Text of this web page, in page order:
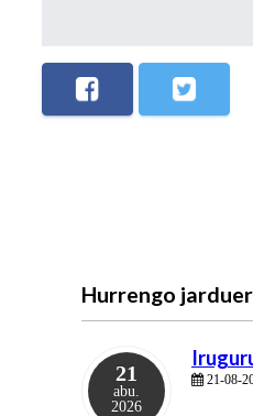
Hurrengo
21
abu.
2026
21-08-